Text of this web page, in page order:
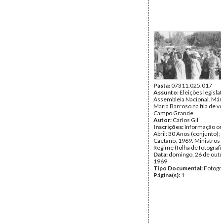
Pasta:07311.025.017
Assunto:Eleições
Assembleia Nacional.
Maria Barroso na fila de
Campo Grande.
Autor: Carlos Gil
Inscrições:Informação
Abril: 30 Anos
Caetano, 1969.
Regime (folha de
Data: domingo, 26 de
1969
Tipo Documental:
Página(s): 1